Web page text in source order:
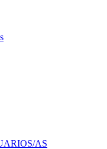
AS